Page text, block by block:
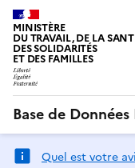
MINISTÈRE
DU TRAVAIL, DE LA
DES SOLIDARITÉS
ET DES FAMILLES
Base de
Quel est votre